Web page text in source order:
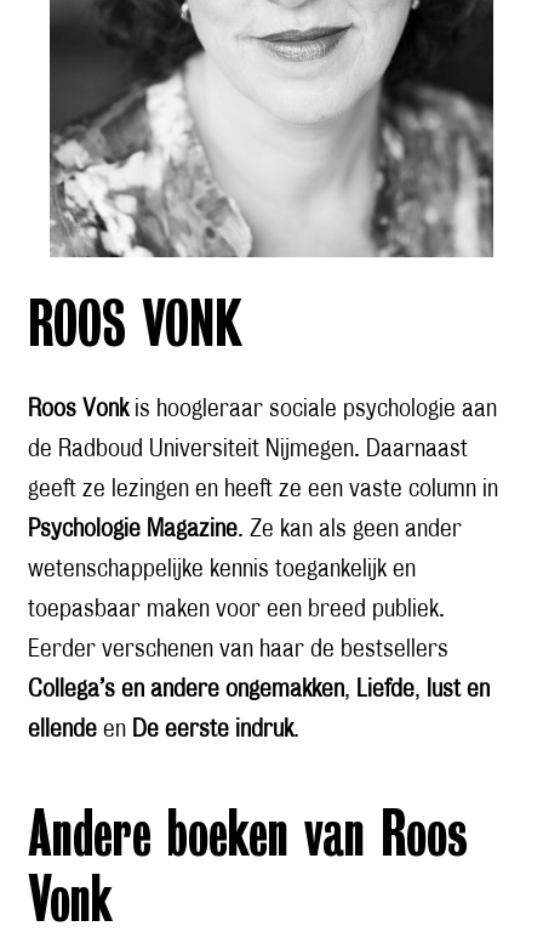
ROOS VONK
Roos Vonk is hoogleraar sociale psychologie aan
de Radboud Universiteit Nijmegen. Daarnaast
geeft ze lezingen en heeft ze een vaste column in
Psychologie Magazine. Ze kan als geen ander
wetenschappelijke kennis toegankelijk en
toepasbaar maken voor een breed publiek.
Eerder verschenen van haar de bestsellers
Collega’s en andere ongemakken, Liefde,
lust en
ellende en De eerste indruk.
Andere boeken van Roos
Vonk